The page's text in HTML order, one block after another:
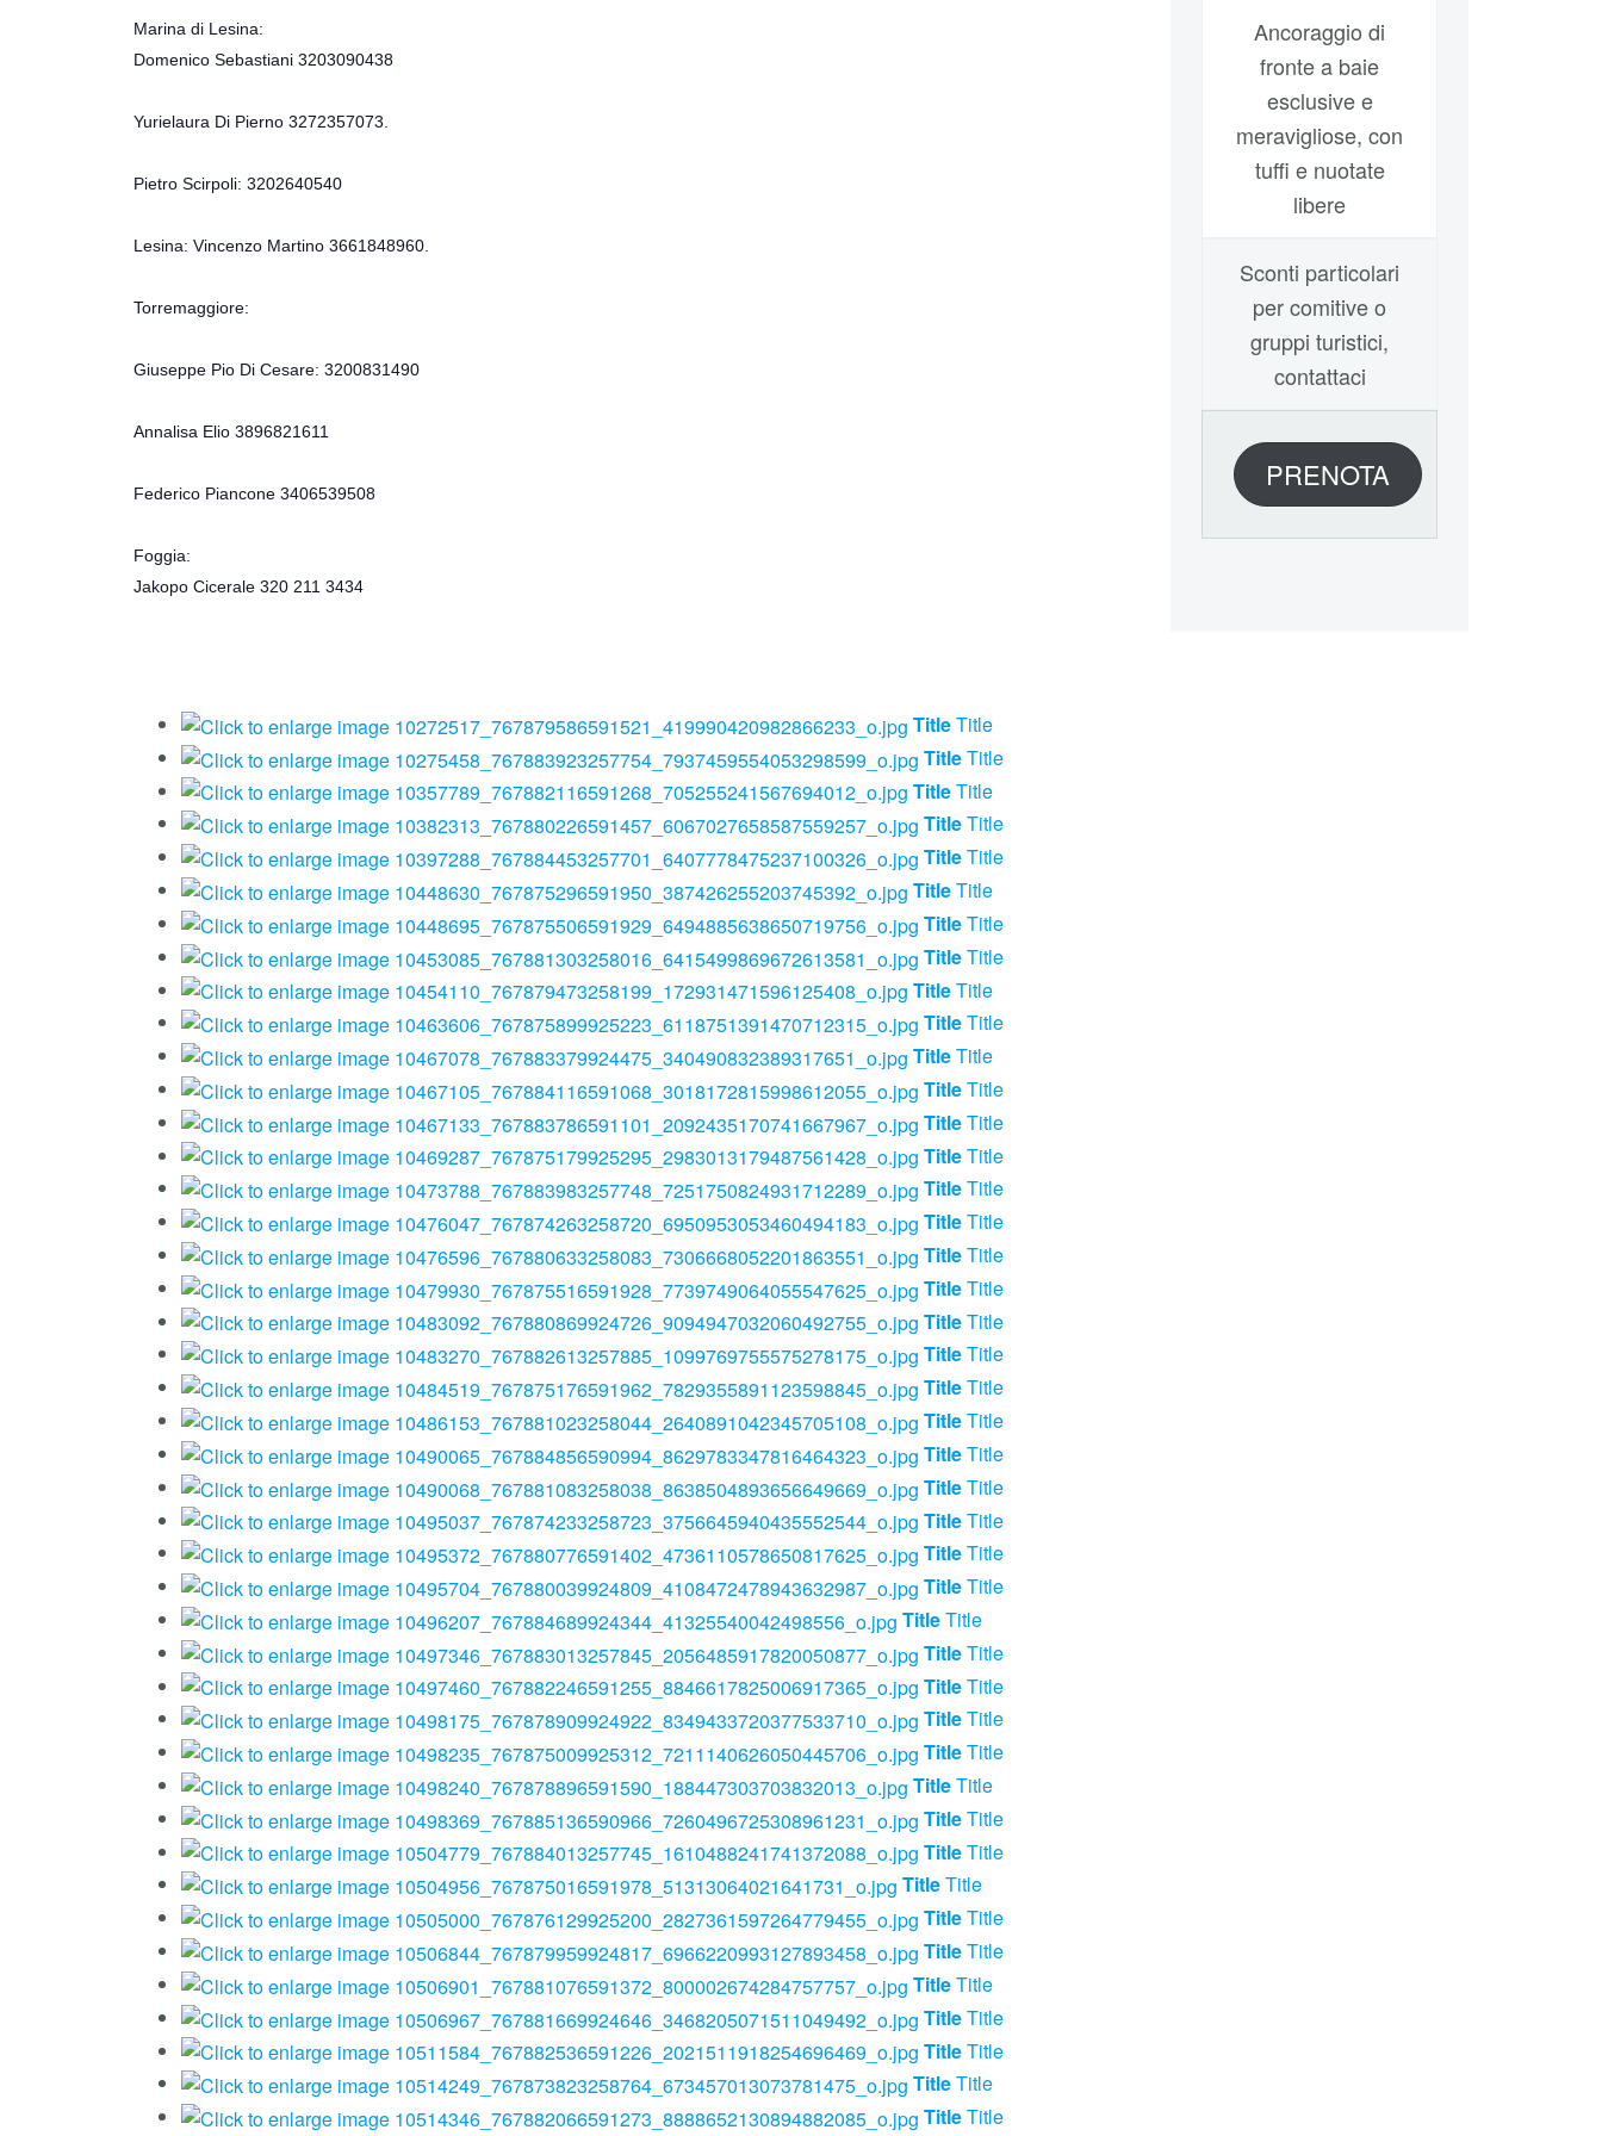
Marina di Lesina:
Domenico Sebastiani 3203090438
Yurielaura Di Pierno 3272357073.
Pietro Scirpoli: 3202640540
Lesina: Vincenzo Martino 3661848960.
Torremaggiore:
Giuseppe Pio Di Cesare: 3200831490
Annalisa Elio 3896821611
Federico Piancone 3406539508
Foggia:
Jakopo Cicerale 320 211 3434
TitleTitle
TitleTitle
TitleTitle
TitleTitle
TitleTitle
TitleTitle
TitleTitle
TitleTitle
TitleTitle
TitleTitle
TitleTitle
TitleTitle
TitleTitle
TitleTitle
TitleTitle
TitleTitle
TitleTitle
TitleTitle
TitleTitle
TitleTitle
TitleTitle
TitleTitle
TitleTitle
TitleTitle
TitleTitle
TitleTitle
TitleTitle
TitleTitle
TitleTitle
TitleTitle
TitleTitle
TitleTitle
TitleTitle
TitleTitle
TitleTitle
TitleTitle
TitleTitle
TitleTitle
TitleTitle
TitleTitle
TitleTitle
TitleTitle
TitleTitle
Ancoraggio di
fronte a baie
esclusive e
meravigliose, con
tuffi e nuotate
libere
Sconti particolari
per comitive o
gruppi turistici,
contattaci
PRENOTA